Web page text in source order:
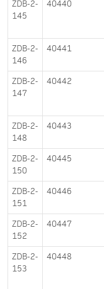
ZDB-2-
145
40440
ZDB-2-
146
40441
ZDB-2-
147
40442
ZDB-2-
148
40443
ZDB-2-
150
40445
ZDB-2-
151
40446
ZDB-2-
152
40447
ZDB-2-
153
40448